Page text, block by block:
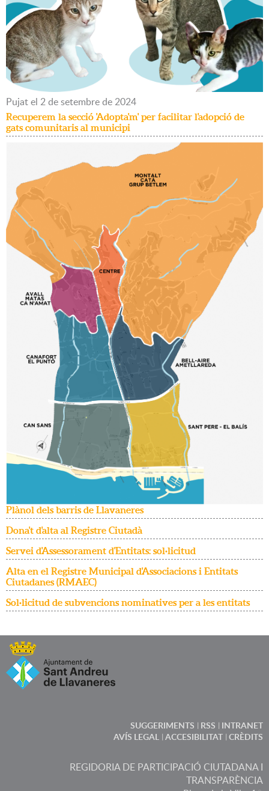
Pujatel 2desetembrede 2024
Recuperem la secció 'Adopta'm' per facilitar l'adopció de
gats comunitaris al municipi
Plànol dels barris de Llavaneres
Dona't d'alta al Registre Ciutadà
Servei d'Assessorament d'Entitats: sol·licitud
Alta en el Registre Municipal d'Associacions i Entitats
Ciutadanes (RMAEC)
Sol·licitud de subvencions nominatives per a les entitats
SUGGERIMENTS RSS
INTRANET
AVÍS LEGAL
ACCESIBILITAT CRÈDITS
REGIDORIA DE PARTICIPACIÓ CIUTADANA I
TRANSPARÈNCIA